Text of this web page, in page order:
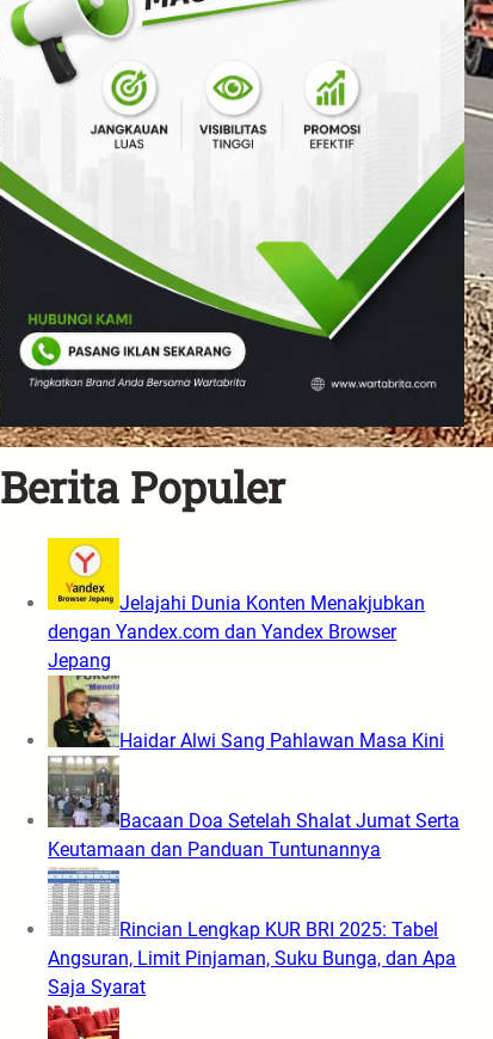
Berita Populer
Jelajahi Dunia Konten Menakjubkan
dengan Yandex.com dan Yandex Browser
Jepang
Haidar Alwi Sang Pahlawan Masa Kini
Bacaan Doa Setelah Shalat Jumat Serta
Keutamaan dan Panduan Tuntunannya
Rincian Lengkap KUR BRI 2025: Tabel
Angsuran, Limit Pinjaman, Suku Bunga, dan Apa
Saja Syarat